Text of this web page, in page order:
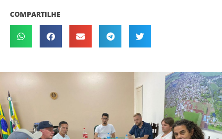
COMPARTILHE